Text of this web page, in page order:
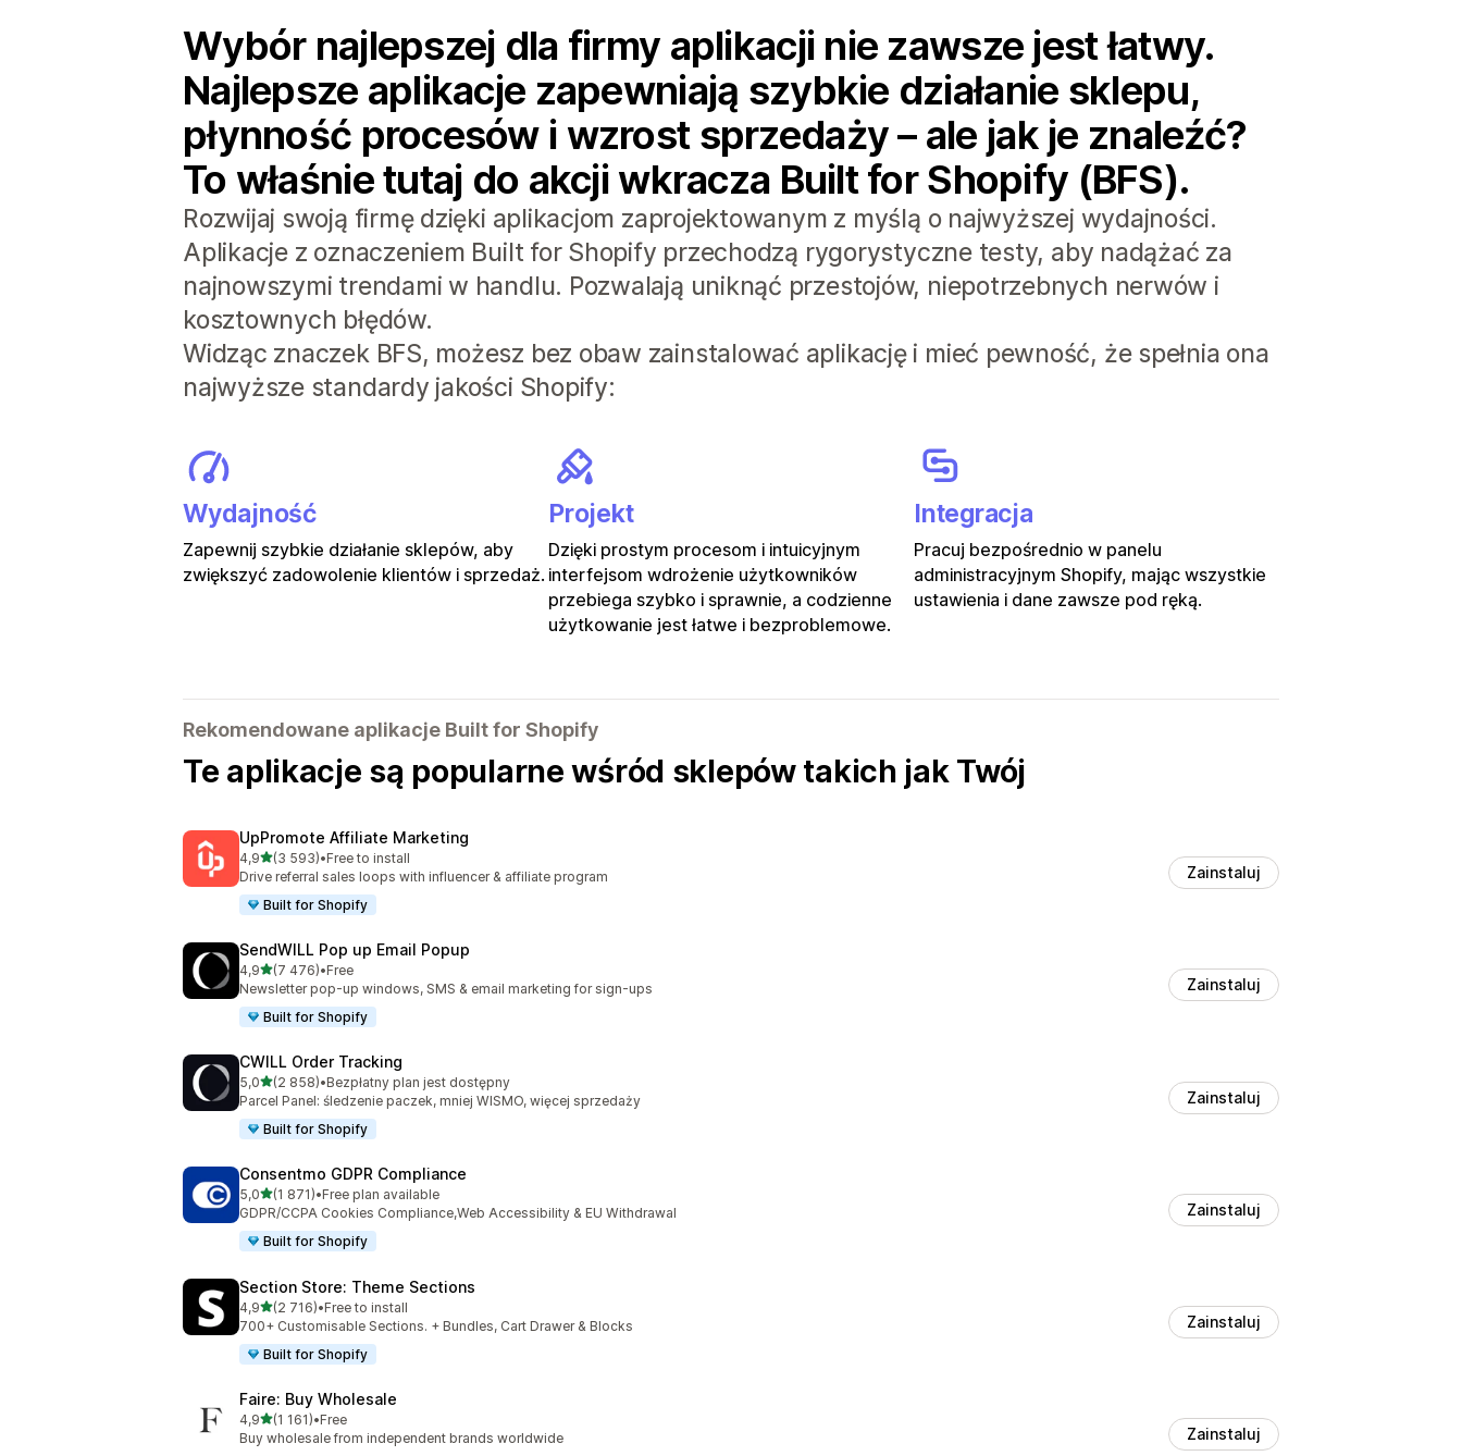
Wybór najlepszej dla firmy aplikacji nie zawsze jest łatwy.
Najlepsze aplikacje zapewniają szybkie działanie sklepu,
płynność procesów i wzrost sprzedaży – ale jak je znaleźć?
To właśnie tutaj do akcji wkracza Built for Shopify (BFS).
Rozwijaj swoją firmę dzięki aplikacjom zaprojektowanym z myślą o najwyższej wydajności.
Aplikacje z oznaczeniem Built for Shopify przechodzą rygorystyczne testy, aby nadążać za
najnowszymi trendami w handlu. Pozwalają uniknąć przestojów, niepotrzebnych nerwów i
kosztownych błędów.
Widząc znaczek BFS, możesz bez obaw zainstalować aplikację i mieć pewność, że spełnia ona
najwyższe standardy jakości Shopify:
Wydajność
Zapewnij szybkie działanie sklepów, aby
zwiększyć zadowolenie klientów i sprzedaż.
Projekt
Dzięki prostym procesom i intuicyjnym
interfejsom wdrożenie użytkowników
przebiega szybko i sprawnie, a codzienne
użytkowanie jest łatwe i bezproblemowe.
Integracja
Pracuj bezpośrednio w panelu
administracyjnym Shopify, mając wszystkie
ustawienia i dane zawsze pod ręką.
Rekomendowane aplikacje Built for Shopify
Te aplikacje są popularne wśród sklepów takich jak Twój
UpPromote Affiliate Marketing
4,9na 5 gwiazdek
(3 593)
Łączna liczba recenzji: 3593
•Free to install
Drive referral sales loops with influencer & affiliate program
Built for Shopify
Zainstaluj
SendWILL Pop up Email Popup
4,9na 5 gwiazdek
(7 476)
Łączna liczba recenzji: 7476
•Free
Newsletter pop-up windows, SMS & email marketing for sign-ups
Built for Shopify
Zainstaluj
CWILL Order Tracking
5,0na 5 gwiazdek
(2 858)
Łączna liczba recenzji: 2858
•Bezpłatny plan jest dostępny
Parcel Panel: śledzenie paczek, mniej WISMO, więcej sprzedaży
Built for Shopify
Zainstaluj
Consentmo GDPR Compliance
5,0na 5 gwiazdek
(1 871)
Łączna liczba recenzji: 1871
•Free plan available
GDPR/CCPA Cookies Compliance,Web Accessibility & EU Withdrawal
Built for Shopify
Zainstaluj
Section Store: Theme Sections
4,9na 5 gwiazdek
(2 716)
Łączna liczba recenzji: 2716
•Free to install
700+ Customisable Sections. + Bundles, Cart Drawer & Blocks
Built for Shopify
Zainstaluj
Faire: Buy Wholesale
4,9na 5 gwiazdek
(1 161)
Łączna liczba recenzji: 1161
•Free
Buy wholesale from independent brands worldwide
Zainstaluj